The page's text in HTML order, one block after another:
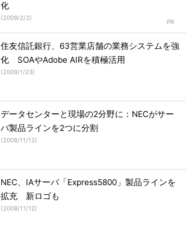
化
(2009/2/2)
住友信託銀行、63営業店舗の業務システムを強
化 SOAやAdobe AIRを積極活用
(2009/1/23)
データセンターと現場の2分野に：NECがサー
バ製品ラインを2つに分割
(2008/11/12)
NEC、IAサーバ「Express5800」製品ラインを
拡充 新ロゴも
(2008/11/12)